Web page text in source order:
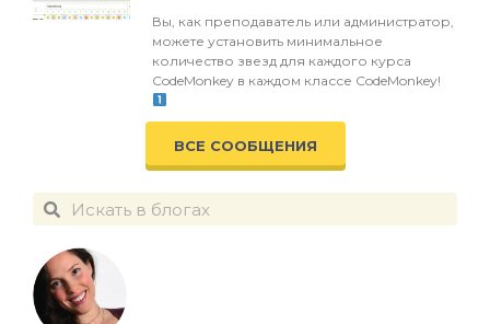
ВСЕ СООБЩЕНИЯ
Вы, как преподаватель или администратор,
можете установить минимальное
количество звезд для каждого курса
CodeMonkey в каждом классе CodeMonkey!